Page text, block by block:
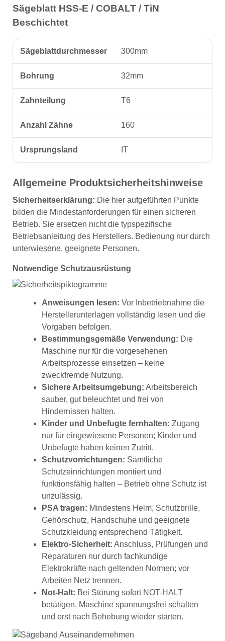
Sägeblatt HSS-E / COBALT / TiN
Beschichtet
Sägeblattdurchmesser 300mm
Bohrung 32mm
Zahnteilung T6
Anzahl Zähne 160
Ursprungsland IT
Allgemeine Produktsicherheitshinweise
Sicherheitserklärung: Die hier aufgeführten Punkte
bilden die Mindestanforderungen für einen sicheren
Betrieb. Sie ersetzen nicht die typspezifische
Betriebsanleitung des Herstellers. Bedienung nur durch
unterwiesene, geeignete Personen.
Notwendige Schutzausrüstung
Anweisungen lesen: Vor Inbetriebnahme die
Herstellerunterlagen vollständig lesen und die
Vorgaben befolgen.
Bestimmungsgemäße Verwendung: Die
Maschine nur für die vorgesehenen
Arbeitsprozesse einsetzen – keine
zweckfremde Nutzung.
Sichere Arbeitsumgebung: Arbeitsbereich
sauber, gut beleuchtet und frei von
Hindernissen halten.
Kinder und Unbefugte fernhalten: Zugang
nur für eingewiesene Personen; Kinder und
Unbefugte haben keinen Zutritt.
Schutzvorrichtungen: Sämtliche
Schutzeinrichtungen montiert und
funktionsfähig halten – Betrieb ohne Schutz ist
unzulässig.
PSA tragen: Mindestens Helm, Schutzbrille,
Gehörschutz, Handschuhe und geeignete
Schutzkleidung entsprechend Tätigkeit.
Elektro-Sicherheit: Anschluss, Prüfungen und
Reparaturen nur durch fachkundige
Elektrokräfte nach geltenden Normen; vor
Arbeiten Netz trennen.
Not-Halt: Bei Störung sofort NOT-HALT
betätigen, Maschine spannungsfrei schalten
und erst nach Behebung wieder starten.